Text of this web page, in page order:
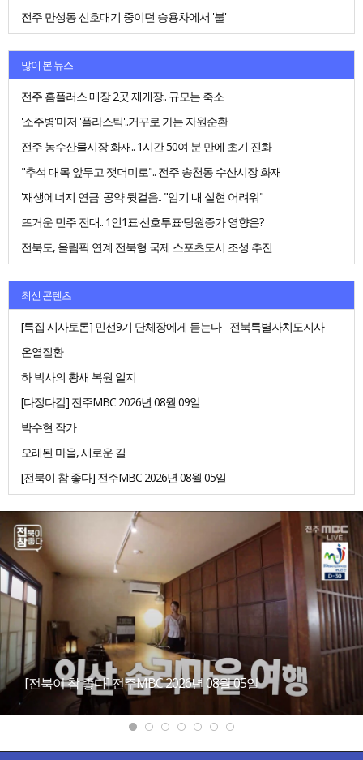
전주 만성동 신호대기 중이던 승용차에서 '불'
많이 본 뉴스
전주 홈플러스 매장 2곳 재개장.. 규모는 축소
'소주병'마저 '플라스틱'..거꾸로 가는 자원순환
전주 농수산물시장 화재.. 1시간 50여 분 만에 초기 진화
"추석 대목 앞두고 잿더미로".. 전주 송천동 수산시장 화재
'재생에너지 연금' 공약 뒷걸음.. "임기 내 실현 어려워"
뜨거운 민주 전대.. 1인1표·선호투표·당원증가 영향은?
전북도, 올림픽 연계 전북형 국제 스포츠도시 조성 추진
최신 콘텐츠
[특집 시사토론] 민선9기 단체장에게 듣는다 - 전북특별자치도지사
온열질환
하 박사의 황새 복원 일지
[다정다감] 전주MBC 2026년 08월 09일
박수현 작가
오래된 마을, 새로운 길
[전북이 참 좋다] 전주MBC 2026년 08월 05일
[전북이 참 좋다] 전주MBC 2026년 08월 05일